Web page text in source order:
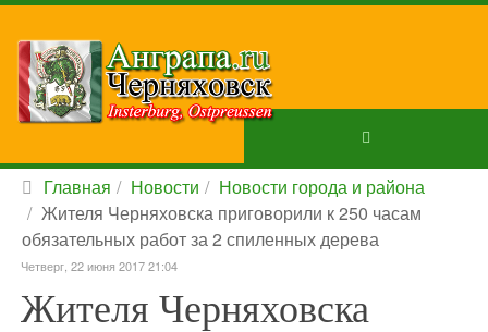
Главная Новости
Новости города и района
Жителя Черняховска приговорили к 250 часам
обязательных работ за 2 спиленных дерева
Четверг, 22 июня 2017 21:04
Жителя Черняховска